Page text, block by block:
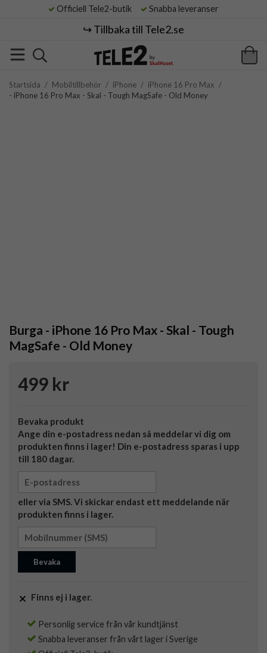
Officiell Tele2-butik Snabba leveranser
↪️ Tillbaka till Tele2.se
Startsida / Mobiltillbehör / iPhone / iPhone 16 Pro Max /
- iPhone 16 Pro Max - Skal - Tough MagSafe - Old Money
Burga - iPhone 16 Pro Max - Skal - Tough
MagSafe - Old Money
499 kr
Bevaka produkt
Ange din e-postadress nedan så meddelar vi dig om
produkten finns i lager! Din e-postadress sparas i upp
till 180 dagar.
eller via SMS. Vi skickar endast ett meddelande när
produkten finns i lager.
Bevaka
Finns ej i lager.
Personlig service från vår kundtjänst
Snabba leveranser från vårt lager i Sverige